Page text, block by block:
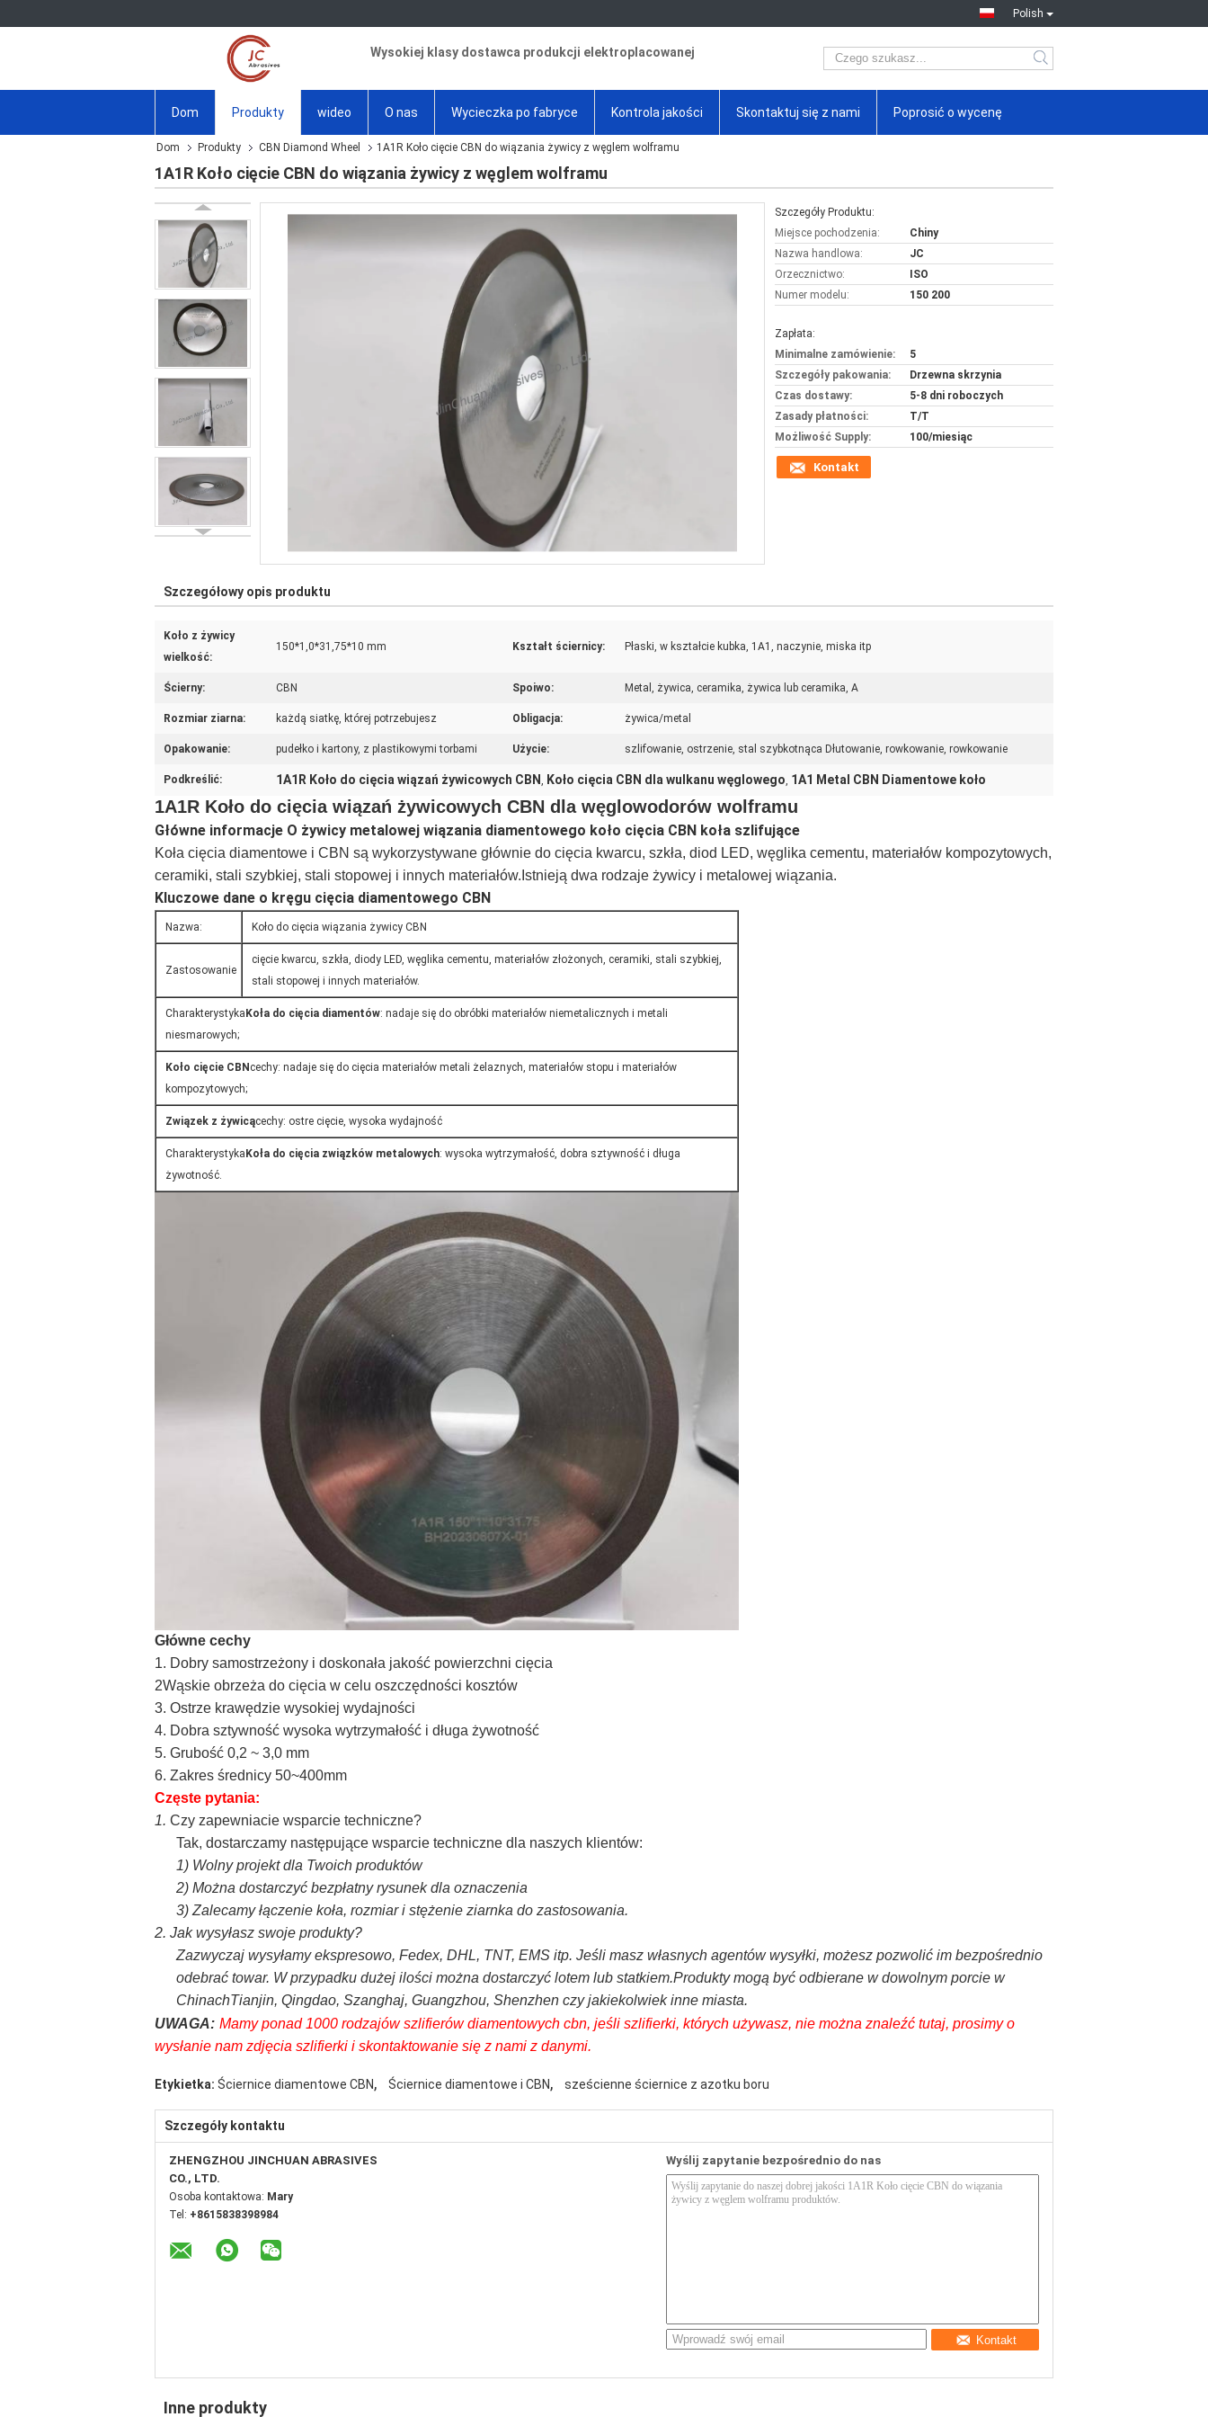
Polish
Wysokiej klasy dostawca produkcji elektroplacowanej
Dom Produkty wideo O nas Wycieczka po fabryce Kontrola jakości Skontaktuj się z nami Poprosić o wycenę
Dom Produkty CBN Diamond Wheel 1A1R Koło cięcie CBN do wiązania żywicy z węglem wolframu
1A1R Koło cięcie CBN do wiązania żywicy z węglem wolframu
Szczegóły Produktu:
Miejsce pochodzenia:
Chiny
Nazwa handlowa:
JC
Orzecznictwo:
ISO
Numer modelu:
150 200
Zapłata:
Minimalne zamówienie:
5
Szczegóły pakowania:
Drzewna skrzynia
Czas dostawy:
5-8 dni roboczych
Zasady płatności:
T/T
Możliwość Supply:
100/miesiąc
Kontakt
Szczegółowy opis produktu
Koło z żywicy
wielkość:
150*1,0*31,75*10 mm Kształt ściernicy: Płaski, w kształcie kubka, 1A1, naczynie, miska itp
Ścierny: CBN Spoiwo: Metal, żywica, ceramika, żywica lub ceramika, A
Rozmiar ziarna: każdą siatkę, której potrzebujesz Obligacja: żywica/metal
Opakowanie: pudełko i kartony, z plastikowymi torbami Użycie: szlifowanie, ostrzenie, stal szybkotnąca Dłutowanie, rowkowanie, rowkowanie
Podkreślić: 1A1R Koło do cięcia wiązań żywicowych CBN , Koło cięcia CBN dla wulkanu węglowego, 1A1 Metal CBN Diamentowe koło
1A1R Koło do cięcia wiązań żywicowych CBN dla węglowodorów wolframu
Główne informacje O żywicy metalowej wiązania diamentowego koło cięcia CBN koła szlifujące
Koła cięcia diamentowe i CBN są wykorzystywane głównie do cięcia kwarcu, szkła, diod LED, węglika cementu, materiałów kompozytowych,
ceramiki, stali szybkiej, stali stopowej i innych materiałów.Istnieją dwa rodzaje żywicy i metalowej wiązania.
Kluczowe dane o kręgu cięcia diamentowego CBN
Nazwa: Koło do cięcia wiązania żywicy CBN
Zastosowanie
cięcie kwarcu, szkła, diody LED, węglika cementu, materiałów złożonych, ceramiki, stali szybkiej,
stali stopowej i innych materiałów.
Charakterystyka Koła do cięcia diamentów: nadaje się do obróbki materiałów niemetalicznych i metali
niesmarowych;
Koło cięcie CBN cechy: nadaje się do cięcia materiałów metali żelaznych, materiałów stopu i materiałów
kompozytowych;
Związek z żywicącechy: ostre cięcie, wysoka wydajność
Charakterystyka Koła do cięcia związków metalowych: wysoka wytrzymałość, dobra sztywność i długa
żywotność.
Główne cechy
1. Dobry samostrzeżony i doskonała jakość powierzchni cięcia
2Wąskie obrzeża do cięcia w celu oszczędności kosztów
3. Ostrze krawędzie wysokiej wydajności
4. Dobra sztywność wysoka wytrzymałość i długa żywotność
5. Grubość 0,2 ~ 3,0 mm
6. Zakres średnicy 50~400mm
Częste pytania:
1. Czy zapewniacie wsparcie techniczne?
Tak, dostarczamy następujące wsparcie techniczne dla naszych klientów:
1) Wolny projekt dla Twoich produktów
2) Można dostarczyć bezpłatny rysunek dla oznaczenia
3) Zalecamy łączenie koła, rozmiar i stężenie ziarnka do zastosowania.
2. Jak wysyłasz swoje produkty?
Zazwyczaj wysyłamy ekspresowo, Fedex, DHL, TNT, EMS itp. Jeśli masz własnych agentów wysyłki, możesz pozwolić im bezpośrednio
odebrać towar. W przypadku dużej ilości można dostarczyć lotem lub statkiem.Produkty mogą być odbierane w dowolnym porcie w
ChinachTianjin, Qingdao, Szanghaj, Guangzhou, Shenzhen czy jakiekolwiek inne miasta.
UWAGA: Mamy ponad 1000 rodzajów szlifierów diamentowych cbn, jeśli szlifierki, których używasz, nie można znaleźć tutaj, prosimy o
wysłanie nam zdjęcia szlifierki i skontaktowanie się z nami z danymi.
Etykietka: Ściernice diamentowe CBN, Ściernice diamentowe i CBN, sześcienne ściernice z azotku boru
Szczegóły kontaktu
ZHENGZHOU JINCHUAN ABRASIVES
CO., LTD.
Osoba kontaktowa: Mary
Tel: +8615838398984
Wyślij zapytanie bezpośrednio do nas
Kontakt
Inne produkty